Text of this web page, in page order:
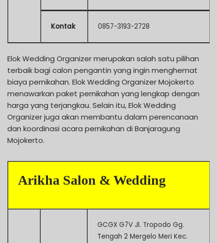
Kontak 0857-3193-2728
Elok Wedding Organizer merupakan salah satu pilihan
terbaik bagi calon pengantin yang ingin menghemat
biaya pernikahan. Elok Wedding Organizer Mojokerto
menawarkan paket pernikahan yang lengkap dengan
harga yang terjangkau. Selain itu, Elok Wedding
Organizer juga akan membantu dalam perencanaan
dan koordinasi acara pernikahan di Banjaragung
Mojokerto.
Arikha Salon & Wedding
GCGX G7V Jl. Tropodo Gg.
Tengah 2 Mergelo Meri Kec.